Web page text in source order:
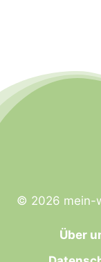
© 2026 mein-
Über